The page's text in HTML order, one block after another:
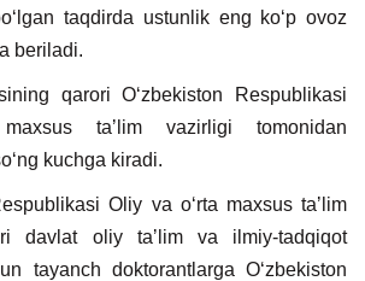
taqdirda ustunlik eng koʻp ovoz
beriladi.
qarori Oʻzbekiston Respublikasi
taʼlim vazirligi tomonidan
kuchga kiradi.
Oliy va oʻrta maxsus taʼlim
davlat oliy taʼlim va ilmiy-tadqiqot
tayanch doktorantlarga Oʻzbekiston